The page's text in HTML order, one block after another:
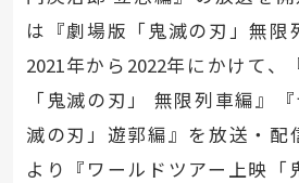
は『劇場版「鬼滅の刃」無限
2021年から 2022年にかけて、
「鬼滅の刃」 無限列車編』
滅の刃」遊郭編』を放送・配
より『ワールドツアー上映「